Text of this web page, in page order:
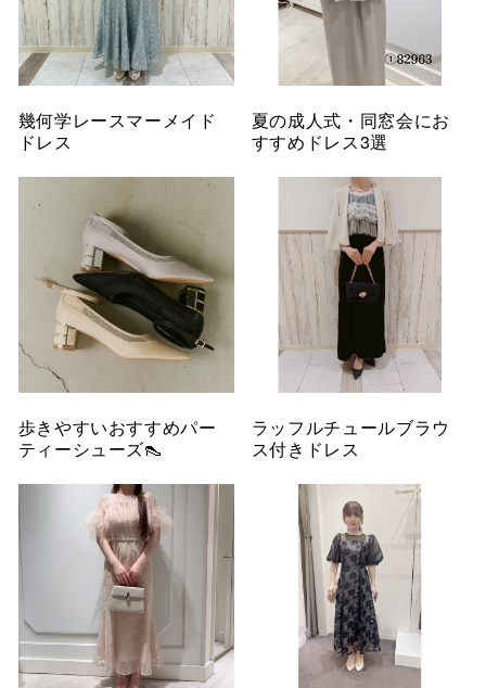
幾何学レースマーメイド
ドレス
夏の成人式・同窓会にお
すすめドレス3選
歩きやすいおすすめパー
ティーシューズ👠
ラッフルチュールブラウ
ス付きドレス